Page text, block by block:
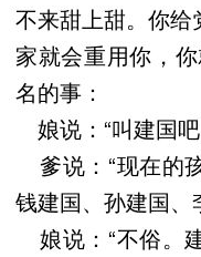
不来甜上甜。你
家就会重用你，
名的事：
娘说：“叫建国
爹说：“现在的
钱建国、孙建国、
娘说：“不俗。